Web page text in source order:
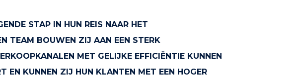
STAP IN HUN REIS NAAR HET
TEAM BOUWEN ZIJ AAN EEN STERK
MET GELIJKE EFFICIËNTIE KUNNEN
EN KUNNEN ZIJ HUN KLANTEN MET EEN HOGER